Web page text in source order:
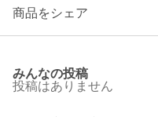
商品をシェア
みんなの投稿
投稿はありません